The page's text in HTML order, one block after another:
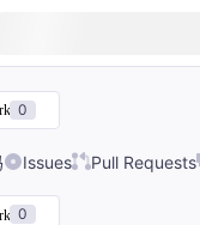
0
Issues Pull Requests
0